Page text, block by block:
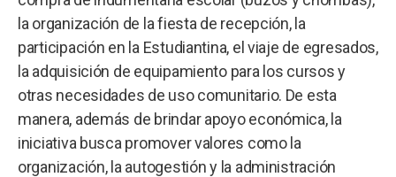
la organización de la fiesta de recepción, la
participación en la Estudiantina, el viaje de egresados,
la adquisición de equipamiento para los cursos y
otras necesidades de uso comunitario. De esta
manera, además de brindar apoyo económica, la
iniciativa busca promover valores como la
organización, la autogestión y la administración